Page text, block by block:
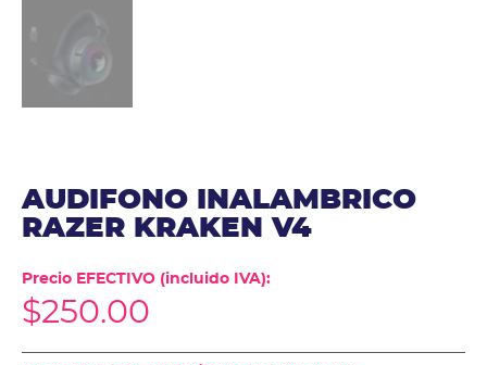
AUDIFONO INALAMBRICO
RAZER KRAKEN V4
Precio EFECTIVO (incluido IVA):
$250.00